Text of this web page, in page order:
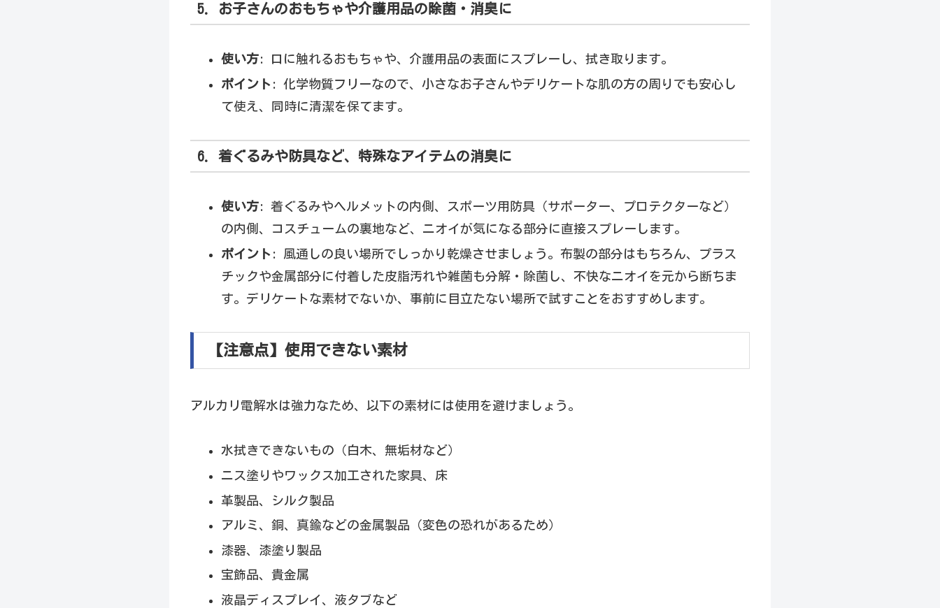
5. お子さんのおもちゃや介護用品の除菌・消臭に
使い方: 口に触れるおもちゃや、介護用品の表面にスプレーし、拭き取ります。
ポイント : 化学物質フリーなので、小さなお子さんやデリケートな肌の方の周りでも安心し
て使え、同時に清潔を保てます。
6. 着ぐるみや防具など、特殊なアイテムの消臭に
使い方: 着ぐるみやヘルメットの内側、スポーツ用防具（サポーター、プロテクターなど）
の内側、コスチュームの裏地など、ニオイが気になる部分に直接スプレーします。
ポイント : 風通しの良い場所でしっかり乾燥させましょう。布製の部分はもちろん、プラス
チックや金属部分に付着した皮脂汚れや雑菌も分解・除菌し、不快なニオイを元から断ちま
す。デリケートな素材でないか、事前に目立たない場所で試すことをおすすめします。
【注意点】使用できない素材
アルカリ電解水は強力なため、以下の素材には使用を避けましょう。
水拭きできないもの（白木、無垢材など）
ニス塗りやワックス加工された家具、床
革製品、シルク製品
アルミ、銅、真鍮などの金属製品（変色の恐れがあるため）
漆器、漆塗り製品
宝飾品、貴金属
液晶ディスプレイ、液タブなど